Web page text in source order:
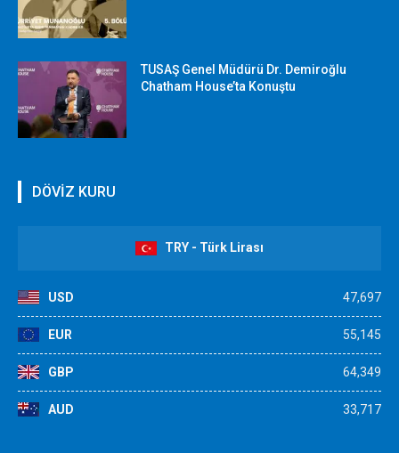
TUSAŞ Genel Müdürü Dr. Demiroğlu
Chatham House’ta Konuştu
DÖVİZ KURU
TRY - Türk Lirası
USD 47,697
EUR 55,145
GBP 64,349
AUD 33,717